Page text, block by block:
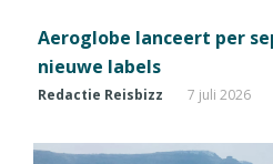
Aeroglobe lanceert per
nieuwe labels
Redactie Reisbizz 7 juli 2026